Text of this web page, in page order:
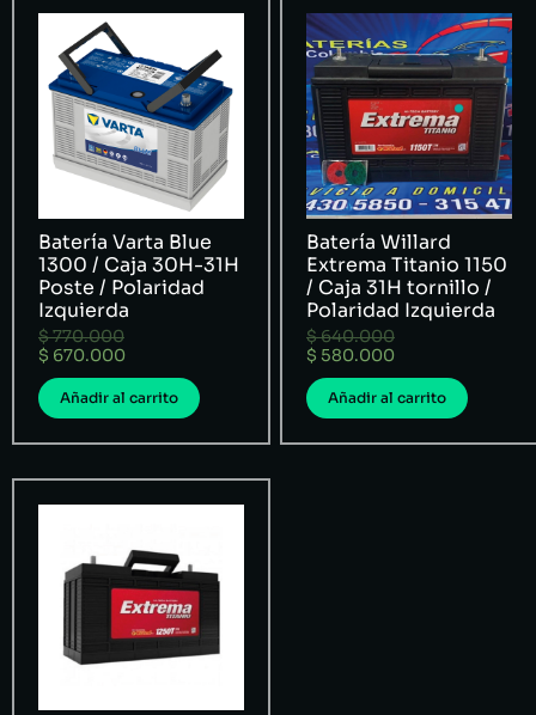
Batería Varta Blue
1300 / Caja 30H-31H
Poste / Polaridad
Izquierda
$770.000
$ 670.000
Añadir al carrito
Batería Willard
Extrema Titanio 1150
/ Caja 31H tornillo /
Polaridad Izquierda
$640.000
$ 580.000
Añadir al carrito